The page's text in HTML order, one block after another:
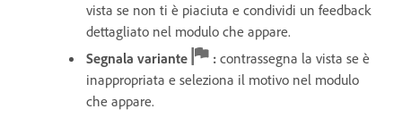
vista se non ti è piaciuta e condividi un feedback
dettagliato nel modulo che appare.
Segnala variante
: contrassegna la vista se è
inappropriata e seleziona il motivo nel modulo
che appare.